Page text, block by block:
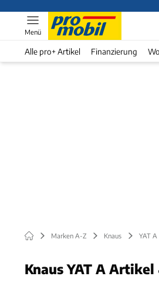
Menü
Alle pro+ Artikel Finanzierung
Marken A-Z Knaus YAT A
Knaus YAT A Artikel